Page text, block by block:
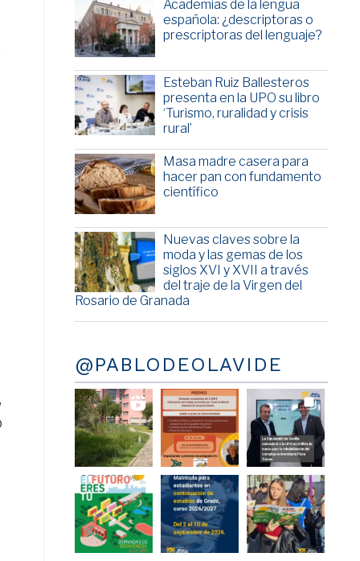
Academias de la lengua
española: ¿descriptoras o
prescriptoras del lenguaje?
Esteban Ruiz Ballesteros
presenta en la UPO su libro
‘Turismo, ruralidad y crisis
rural’
Masa madre casera para
hacer pan con fundamento
científico
Nuevas claves sobre la
moda y las gemas de los
siglos XVI y XVII a través
del traje de la Virgen del
Rosario de Granada
@PABLODEOLAVIDE